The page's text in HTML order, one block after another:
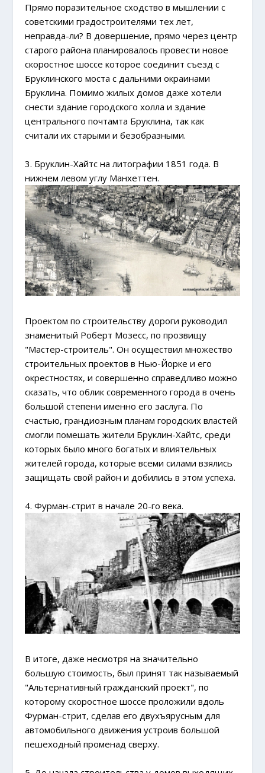
Прямо поразительное сходство в мышлении с
советскими градостроителями тех лет,
неправда-ли? В довершение, прямо через центр
старого района планировалось провести новое
скоростное шоссе которое соединит съезд с
Бруклинского моста с дальними окраинами
Бруклина. Помимо жилых домов даже хотели
снести здание городского холла и здание
центрального почтамта Бруклина, так как
считали их старыми и безобразными.
3. Бруклин-Хайтс на литографии 1851 года. В
нижнем левом углу Манхеттен.
Проектом по строительству дороги руководил
знаменитый Роберт Мозесс, по прозвищу
"Мастер-строитель". Он осуществил множество
строительных проектов в Нью-Йорке и его
окрестностях, и совершенно справедливо можно
сказать, что облик современного города в очень
большой степени именно его заслуга. По
счастью, грандиозным планам городских властей
смогли помешать жители Бруклин-Хайтс, среди
которых было много богатых и влиятельных
жителей города, которые всеми силами взялись
защищать свой район и добились в этом успеха.
4. Фурман-стрит в начале 20-го века.
В итоге, даже несмотря на значительно
большую стоимость, был принят так называемый
"Альтернативный гражданский проект", по
которому скоростное шоссе проложили вдоль
Фурман-стрит, сделав его двухъярусным для
автомобильного движения устроив большой
пешеходный променад сверху.